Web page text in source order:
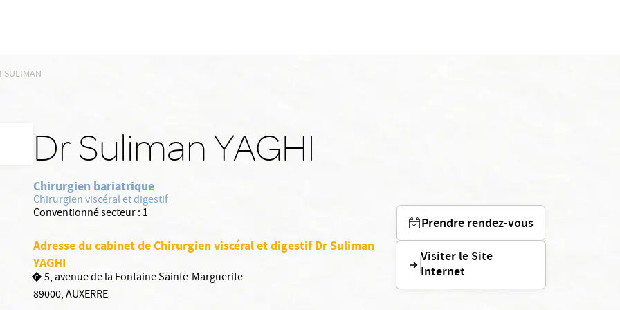
SULIMAN
Dr Suliman YAGHI
Chirurgien bariatrique
Chirurgien viscéral et digestif
Conventionné secteur : 1
Adresse du cabinet de Chirurgien viscéral et digestif Dr Suliman
YAGHI
5, avenue de la Fontaine Sainte-Marguerite
89000,AUXERRE
Prendre rendez-vous
Visiter le Site
Internet